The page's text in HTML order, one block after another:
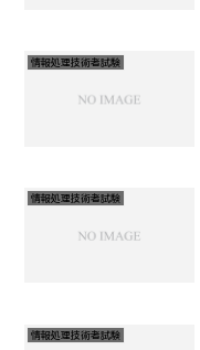
情報処理技術者試験
情報処理技術者試験
情報処理技術者試験